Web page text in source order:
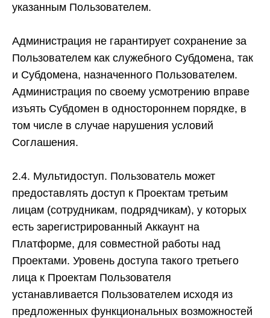
указанным Пользователем.
Администрация не гарантирует сохранение за
Пользователем как служебного Субдомена, так
и Субдомена, назначенного Пользователем.
Администрация по своему усмотрению вправе
изъять Субдомен в одностороннем порядке, в
том числе в случае нарушения условий
Соглашения.
2.4. Мультидоступ. Пользователь может
предоставлять доступ к Проектам третьим
лицам (сотрудникам, подрядчикам), у которых
есть зарегистрированный Аккаунт на
Платформе, для совместной работы над
Проектами. Уровень доступа такого третьего
лица к Проектам Пользователя
устанавливается Пользователем исходя из
предложенных функциональных возможностей